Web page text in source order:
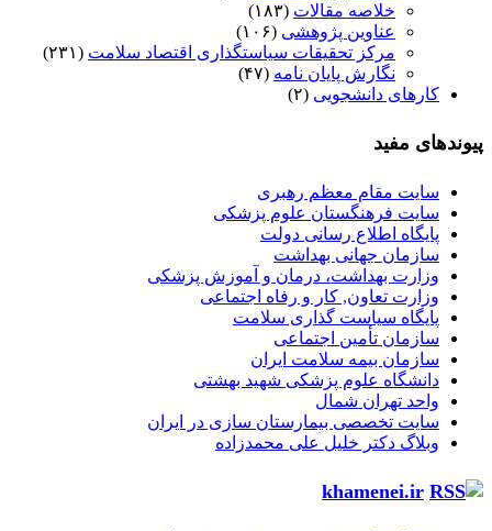
خلاصه مقالات (۱۸۳)
عناوین پژوهشی (۱۰۶)
مرکز تحقیقات سیاستگذاری اقتصاد سلامت (۲۳۱)
نگارش پایان نامه (۴۷)
کارهای دانشجویی (۲)
پیوندهای مفید
سایت مقام معظم رهبری
سایت فرهنگستان علوم پزشکی
پایگاه اطلاع رسانی دولت
سازمان جهانی بهداشت
وزارت بهداشت، درمان و آموزش پزشکی
وزارت تعاون, کار و رفاه اجتماعی
پایگاه سیاست گذاری سلامت
سازمان تأمین اجتماعی
سازمان بیمه سلامت ایران
دانشگاه علوم پزشکی شهید بهشتی
واحد تهران شمال
سایت تخصصی بیمارستان سازی در ایران
وبلاگ دکتر خلیل علی محمدزاده
khamenei.ir